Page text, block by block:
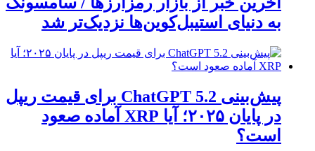
به دنیای استیبل‌کوین‌ها نزدیک‌تر شد
پیش‌بینی ChatGPT 5.2 برای قیمت ریپل
در پایان ۲۰۲۵؛ آیا XRP آماده صعود
است؟